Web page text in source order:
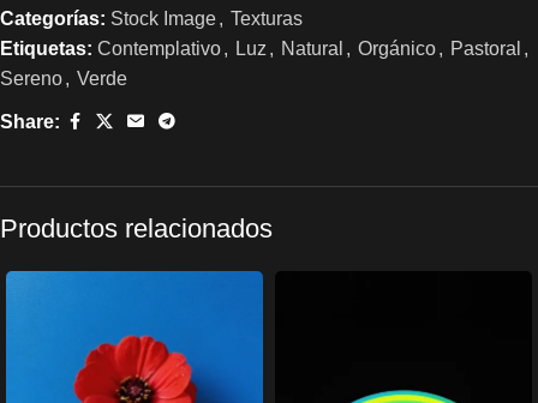
Categorías: Stock Image, Texturas
Etiquetas: Contemplativo, Luz , Natural , Orgánico, Pastoral ,
Sereno, Verde
Share:
Productos relacionados